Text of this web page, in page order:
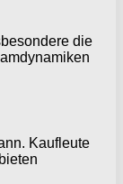
die
Kaufleute